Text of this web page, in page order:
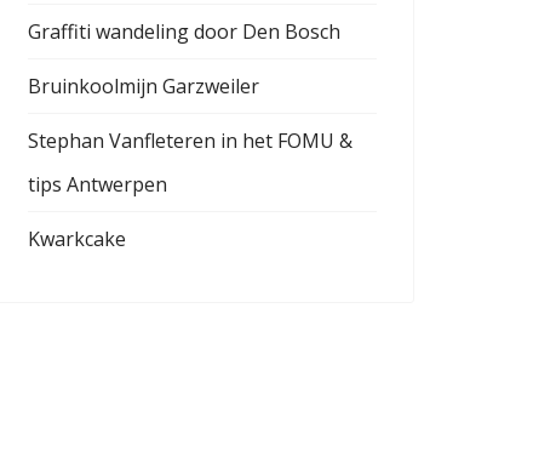
Graffiti wandeling door Den Bosch
Bruinkoolmijn Garzweiler
Stephan Vanfleteren in het FOMU &
tips Antwerpen
Kwarkcake